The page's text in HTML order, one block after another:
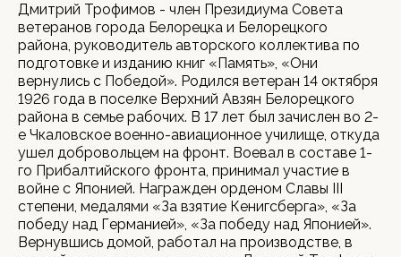
Дмитрий Трофимов - член Президиума Совета
ветеранов города Белорецка и Белорецкого
района, руководитель авторского коллектива по
подготовке и изданию книг «Память», «Они
вернулись с Победой». Родился ветеран 14 октября
1926 года в поселке Верхний Авзян Белорецкого
района в семье рабочих. В 17 лет был зачислен во 2-
е Чкаловское военно-авиационное училище, откуда
ушел добровольцем на фронт. Воевал в составе 1-
го Прибалтийского фронта, принимал участие в
войне с Японией. Награжден орденом Славы III
степени, медалями «За взятие Кенигсберга», «За
победу над Германией», «За победу над Японией».
Вернувшись домой, работал на производстве, в